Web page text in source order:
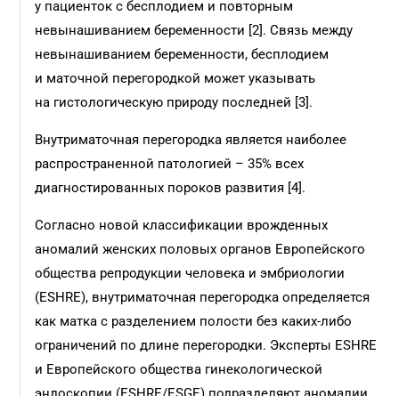
у пациенток с бесплодием и повторным
невынашиванием беременности [2]. Связь между
невынашиванием беременности, бесплодием
и маточной перегородкой может указывать
на гистологическую природу последней [3].
Внутриматочная перегородка является наиболее
распространенной патологией – 35% всех
диагностированных пороков развития [4].
Согласно новой классификации врожденных
аномалий женских половых органов Европейского
общества репродукции человека и эмбриологии
(ESHRE), внутриматочная перегородка определяется
как матка с разделением полости без каких-либо
ограничений по длине перегородки. Эксперты ESHRE
и Европейского общества гинекологической